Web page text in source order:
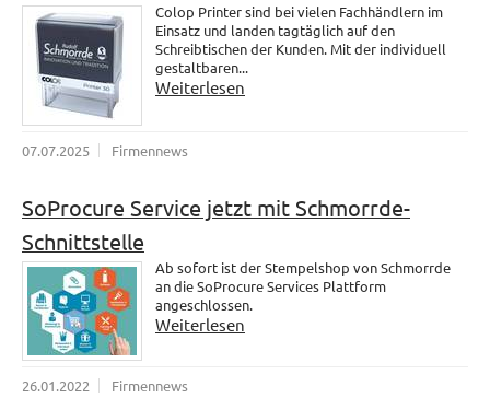
Colop Printer sind bei vielen Fachhändlern im
Einsatz und landen tagtäglich auf den
Schreibtischen der Kunden. Mit der individuell
gestaltbaren...
Weiterlesen
07.07.2025 Firmennews
SoProcure Service jetzt mit Schmorrde-
Schnittstelle
Ab sofort ist der Stempelshop von Schmorrde
an die SoProcure Services Plattform
angeschlossen.
Weiterlesen
26.01.2022 Firmennews